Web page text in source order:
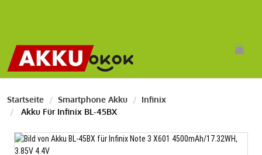
Startseite Smartphone Akku
Infinix
Akku Für Infinix BL-45BX